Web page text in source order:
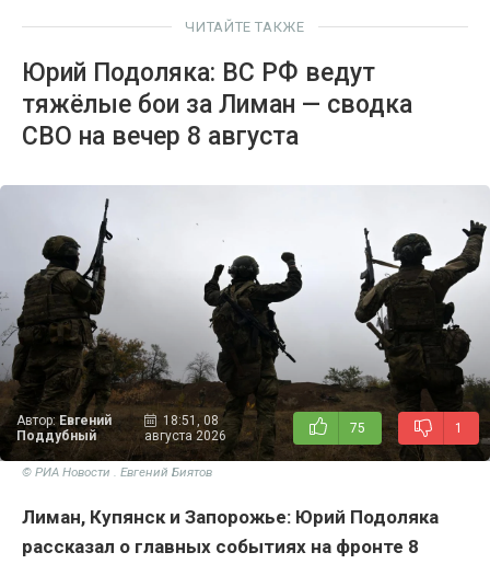
ЧИТАЙТЕ ТАКЖЕ
Юрий Подоляка: ВС РФ ведут
тяжёлые бои за Лиман — сводка
СВО на вечер 8 августа
Автор:Евгений
Поддубный
18:51, 08
августа 2026
75 1
© РИА Новости . Евгений Биятов
Лиман, Купянск и Запорожье: Юрий Подоляка
рассказал о главных событиях на фронте 8